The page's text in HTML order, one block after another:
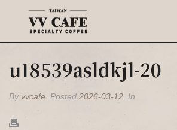
u18539asldkjl-20
By vvcafe Posted 2026-03-12 In